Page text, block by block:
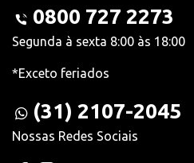
0800 727 2273
Segunda à sexta 8:00 às 18:00
*Exceto feriados
(31) 2107-2045
Nossas Redes Sociais